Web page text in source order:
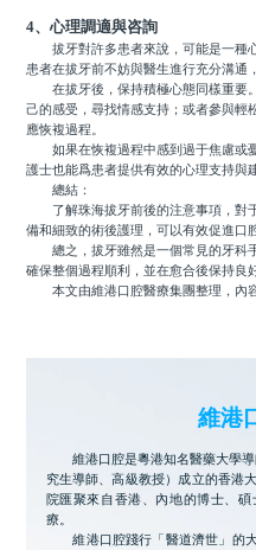
4、心理調適與咨詢
拔牙對許多患者來說，可能是一種心
患者在拔牙前不妨與醫生進行充分溝通
在拔牙後，保持積極心態同樣重要
己的感受，尋找情感支持；或者參與輕
應恢複過程。
如果在恢複過程中感到過于焦慮或
護士也能爲患者提供有效的心理支持與
總結：
了解珠海拔牙前後的注意事項，對
備和細致的術後護理，可以有效促進口
總之，拔牙雖然是一個常見的牙科手
確保整個過程順利，並在愈合後保持良
本文由維港口腔醫療集團整理，內
維港
維港口腔是粵港知名醫藥大學
究生導師、高級教授）成立的香港
院匯聚來自香港、內地的博士、
療。
維港口腔踐行「醫道濟世」的